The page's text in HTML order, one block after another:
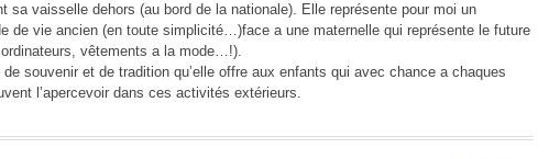
sa vaisselle dehors (au bord de la nationale). Elle représente pour moi un
de vie ancien (en toute simplicité…)face a une maternelle qui représente le future
ordinateurs, vêtements a la mode…!).
de souvenir et de tradition qu’elle offre aux enfants qui avec chance a chaques
l’apercevoir dans ces activités extérieurs.